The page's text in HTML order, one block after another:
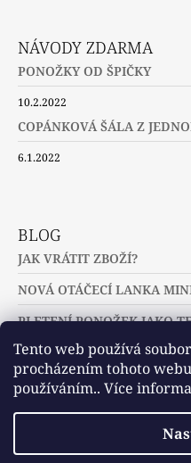
Tento web používá
procházením tohoto
používáním.. Více
NÁVODY ZDARMA
PONOŽKY OD ŠPIČKY
10.2.2022
COPÁNKOVÁ ŠÁLA Z
6.1.2022
BLOG
JAK VRÁTIT ZBOŽÍ?
NOVÁ OTÁČECÍ LANKA
PLETENÍ PONOŽEK JAKO
Slovníček pojmů